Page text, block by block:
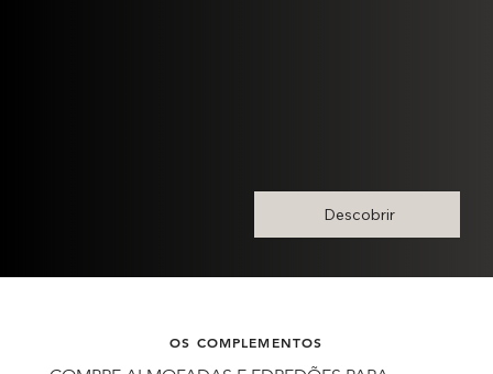
Descobrir
OS COMPLEMENTOS